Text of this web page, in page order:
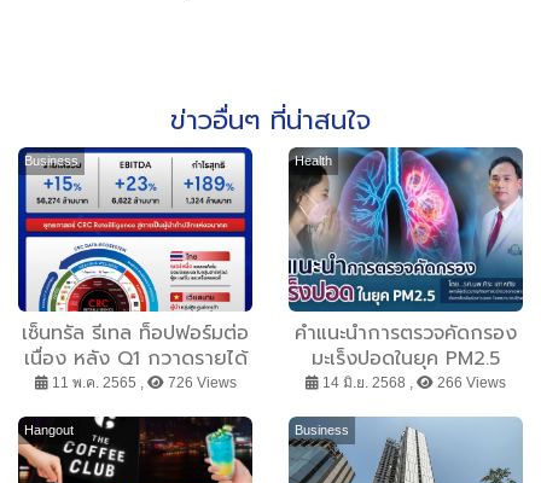
ข่าวอื่นๆ ที่น่าสนใจ
Business
เซ็นทรัล รีเทล ท็อปฟอร์มต่อ
เนื่อง หลัง Q1 กวาดรายได้
56,274 ล้านบาท กำไรเพิ่ม
พร้อมเร่งเครื่องขยายธุรกิจ
เต็มรูปแบบ
11 พ.ค. 2565 , 726 Views
Health
คำแนะนำการตรวจคัดกรอง
มะเร็งปอดในยุค PM2.5
14 มิ.ย. 2568 , 266 Views
Hangout Business